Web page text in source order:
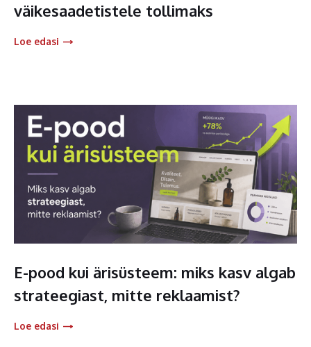
väikesaadetistele tollimaks
Loe edasi
E-pood kui ärisüsteem: miks kasv algab
strateegiast, mitte reklaamist?
Loe edasi